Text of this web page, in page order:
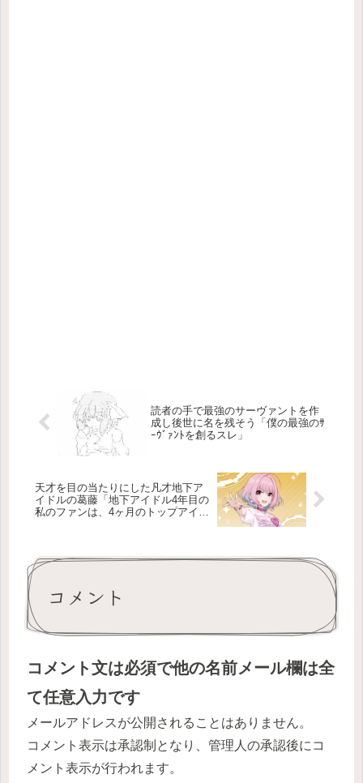
読者の手で最強のサーヴァントを作
成し後世に名を残そう「僕の最強のｻ
ｰｳﾞｧﾝﾄを創るスレ」
天才を目の当たりにした凡才地下ア
イドルの葛藤「地下アイドル4年目の
私のファンは、4ヶ月のトップアイド
コメント
コメント文は必須で他の名前メール欄は全
て任意入力です
メールアドレスが公開されることはありません。
コメント表示は承認制となり、管理人の承認後にコ
メント表示が行われます。